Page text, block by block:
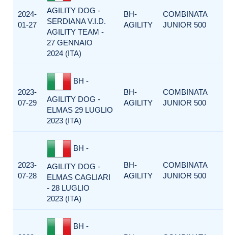
2024-
01-27
AGILITY DOG -
SERDIANA V.I.D.
AGILITY TEAM -
27 GENNAIO
2024 (ITA)
BH-
AGILITY
COMBINATA
JUNIOR 500
2023-
07-29
BH -
AGILITY DOG -
ELMAS 29 LUGLIO
2023 (ITA)
BH-
AGILITY
COMBINATA
JUNIOR 500
2023-
07-28
BH -
AGILITY DOG -
ELMAS CAGLIARI
- 28 LUGLIO
2023 (ITA)
BH-
AGILITY
COMBINATA
JUNIOR 500
BH -